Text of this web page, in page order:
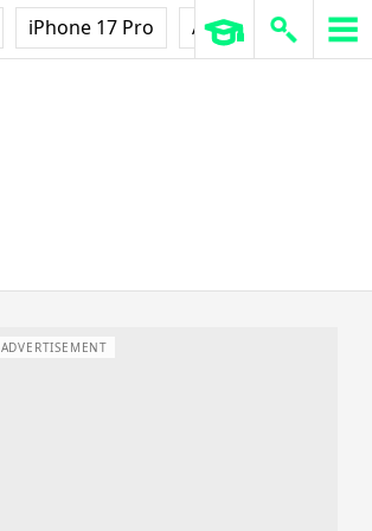
iPhone 17 Pro AirPods Pro 3
ADVERTISEMENT